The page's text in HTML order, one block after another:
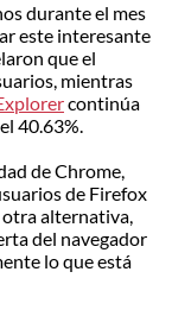
durante el mes
este interesante
que el
mientras
continúa
40.63%.
de Chrome,
de Firefox
alternativa,
del navegador
lo que está